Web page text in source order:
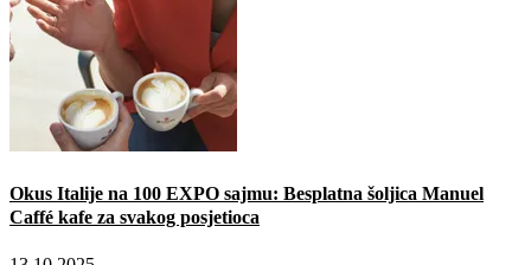
Okus Italije na 100 EXPO sajmu: Besplatna šoljica Manuel
Caffé kafe za svakog posjetioca